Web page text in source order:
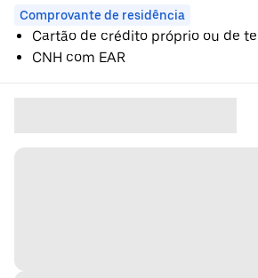
Comprovante de residência
Cartão de crédito próprio ou de
CNH com EAR